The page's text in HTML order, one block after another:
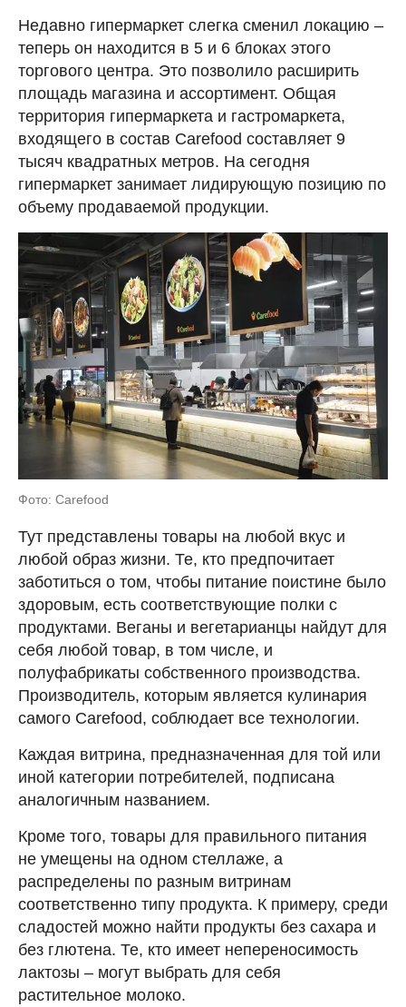
Недавно гипермаркет слегка сменил локацию –
теперь он находится в 5 и 6 блоках этого
торгового центра. Это позволило расширить
площадь магазина и ассортимент. Общая
территория гипермаркета и гастромаркета,
входящего в состав Carefood составляет 9
тысяч квадратных метров. На сегодня
гипермаркет занимает лидирующую позицию по
объему продаваемой продукции.
Фото: Carefood
Тут представлены товары на любой вкус и
любой образ жизни. Те, кто предпочитает
заботиться о том, чтобы питание поистине было
здоровым, есть соответствующие полки с
продуктами. Веганы и вегетарианцы найдут для
себя любой товар, в том числе, и
полуфабрикаты собственного производства.
Производитель, которым является кулинария
самого Carefood, соблюдает все технологии.
Каждая витрина, предназначенная для той или
иной категории потребителей, подписана
аналогичным названием.
Кроме того, товары для правильного питания
не умещены на одном стеллаже, а
распределены по разным витринам
соответственно типу продукта. К примеру, среди
сладостей можно найти продукты без сахара и
без глютена. Те, кто имеет непереносимость
лактозы – могут выбрать для себя
растительное молоко.